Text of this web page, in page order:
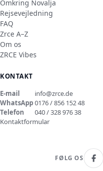
Omkring Novalja
Rejsevejledning
FAQ
Zrce A–Z
Om os
ZRCE Vibes
KONTAKT
E-mail
info@zrce.de
WhatsApp0176 / 856 152 48
Telefon
040 / 328 976 38
Kontaktformular
FØLG OS